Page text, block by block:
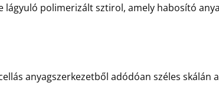
polimerizált sztirol, amely habosító
anyagszerkezetből adódóan széles skálán